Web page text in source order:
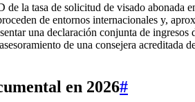
la tasa de solicitud de visado abonada
de entornos internacionales y,
una declaración conjunta de
de una consejera
en 2026#